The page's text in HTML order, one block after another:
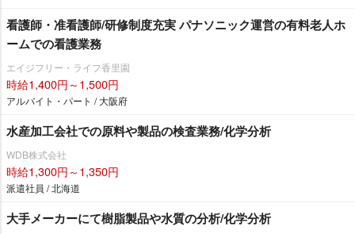
看護師・准看護師/研修制度充実 パナソニック運営の有料老人ホ
ームでの看護業務
エイジフリー・ライフ香里園
時給1,400円～1,500円
アルバイト・パート / 大阪府
水産加工会社での原料や製品の検査業務/化学分析
WDB株式会社
時給1,300円～1,350円
派遣社員 / 北海道
大手メーカーにて樹脂製品や水質の分析/化学分析